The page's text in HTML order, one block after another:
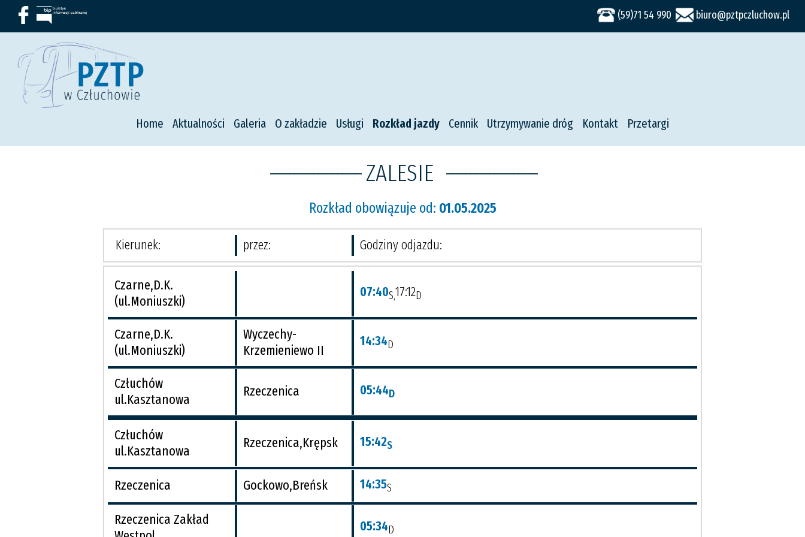
(59)71 54 990 biuro@pztpczluchow.pl
Home Aktualności Galeria O zakładzie Usługi Rozkład jazdy Cennik Utrzymywanie dróg Kontakt Przetargi
------------------- ZALESIE -------------------
Rozkład obowiązuje od: 01.05.2025
Kierunek: przez: Godziny odjazdu:
Czarne,D.K.
(ul.Moniuszki)
07:40S,17:12D
Czarne,D.K.
(ul.Moniuszki)
Wyczechy-
Krzemieniewo II
14:34D
Człuchów
ul.Kasztanowa
Rzeczenica 05:44D
Człuchów
ul.Kasztanowa
Rzeczenica,Krępsk 15:42S
Rzeczenica Gockowo,Breńsk 14:35S
Rzeczenica Zakład
05:34D